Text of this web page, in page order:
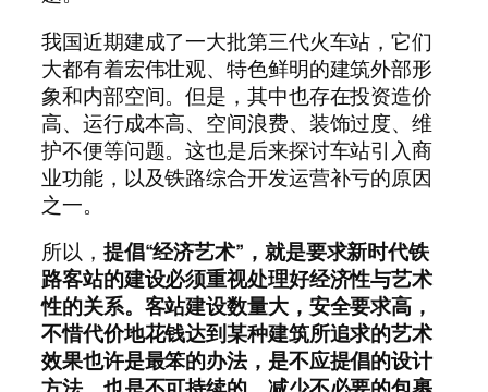
我国近期建成了一大批第三代火车站，它们
大都有着宏伟壮观、特色鲜明的建筑外部形
象和内部空间。但是，其中也存在投资造价
高、运行成本高、空间浪费、装饰过度、维
护不便等问题。这也是后来探讨车站引入商
业功能，以及铁路综合开发运营补亏的原因
之一。
所以， 提倡“经济艺术”，就是要求新时代铁
路客站的建设必须重视处理好经济性与艺术
性的关系。客站建设数量大，安全要求高，
不惜代价地花钱达到某种建筑所追求的艺术
效果也许是最笨的办法，是不应提倡的设计